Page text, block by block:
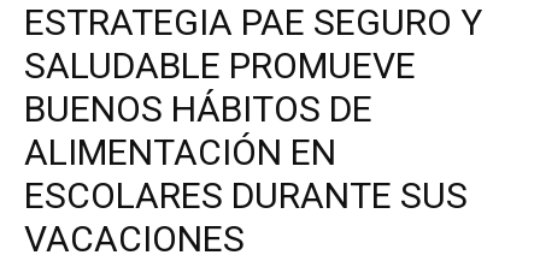
ESTRATEGIA PAE SEGURO Y
SALUDABLE PROMUEVE
BUENOS HÁBITOS DE
ALIMENTACIÓN EN
ESCOLARES DURANTE SUS
VACACIONES